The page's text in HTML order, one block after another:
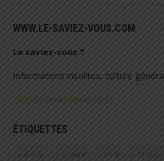
WWW.LE-SAVIEZ-VOUS.COM
Le saviez-vous ?
Informations insolites, culture
Toutes les infos insolites
ÉTIQUETTES
arbre argent chat chien